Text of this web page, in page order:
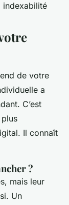
indexabilité
de votre
a
C’est
Il connaît
?
mais leur
Un